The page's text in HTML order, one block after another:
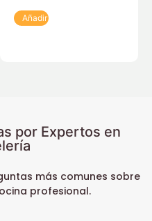
Añadir
por Expertos en
más comunes sobre
profesional.